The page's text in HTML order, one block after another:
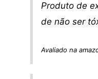
Produto de
de não ser
Avaliado na